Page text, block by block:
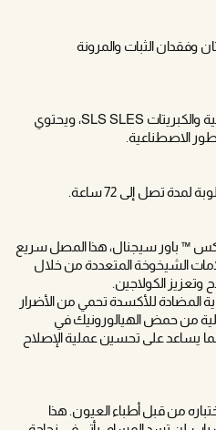
وفقدان الثبات والمرونة
خالية من الفثالات والزيوت المعدنية والكبريتات SLS SLES، ويحتوي
الاصطناعية.
لمدة تصل إلى 72 ساعة.
™ باور سيجنال، هذا المصل سريع
الشيخوخة المتعددة من خلال
وتعزيز الكولاجين.
المضادة للأكسدة تحمي من الأضرار
من حمض الهيالورونيك في
تصل إلى 72 ساعة، مما يساعد على تحسين عملية الإصلاح
من قبل أطباء العيون. هذا